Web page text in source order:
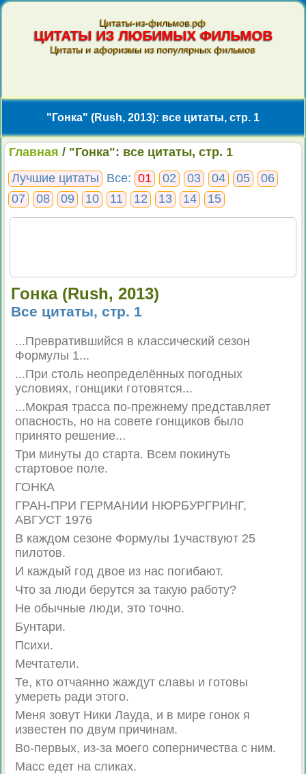
Цитаты-из-фильмов.рф
ЦИТАТЫ ИЗ ЛЮБИМЫХ ФИЛЬМОВ
Цитаты и афоризмы из популярных фильмов
"Гонка" (Rush, 2013): все цитаты, стр. 1
Главная / "Гонка": все цитаты, стр. 1
Лучшие цитаты
Все: 01 02 03 04 05
06
07
08 09 10 11 12 13 14 15
Гонка (Rush, 2013)
Все цитаты, стр. 1
...Превратившийся в классический сезон
Формулы 1...
...При столь неопределённых погодных
условиях, гонщики готовятся...
...Мокрая трасса по-прежнему представляет
опасность, но на совете гонщиков было
принято решение...
Три минуты до старта. Всем покинуть
стартовое поле.
ГОНКА
ГРАН-ПРИ ГЕРМАНИИ НЮРБУРГРИНГ,
АВГУСТ 1976
В каждом сезоне Формулы 1участвуют 25
пилотов.
И каждый год двое из нас погибают.
Что за люди берутся за такую работу?
Не обычные люди, это точно.
Бунтари.
Психи.
Мечтатели.
Те, кто отчаянно жаждут славы и готовы
умереть ради этого.
Меня зовут Ники Лауда, и в мире гонок я
известен по двум причинам.
Во-первых, из-за моего соперничества с ним.
Масс едет на сликах.